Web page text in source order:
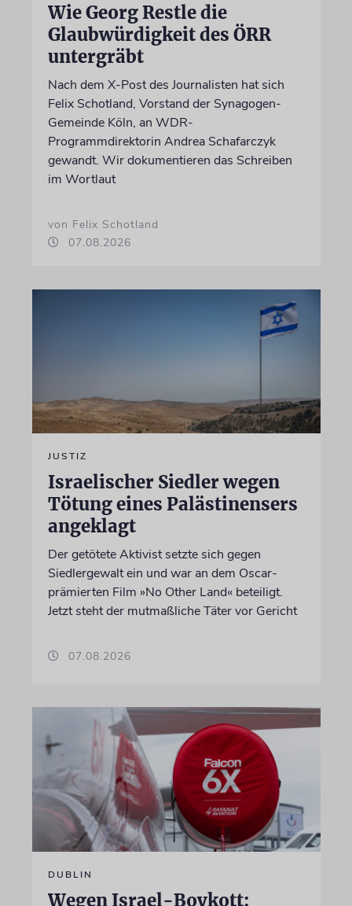
Wie Georg Restle die
Glaubwürdigkeit des ÖRR
untergräbt
Nach dem X-Post des Journalisten hat sich
Felix Schotland, Vorstand der Synagogen-
Gemeinde Köln, an WDR-
Programmdirektorin Andrea Schafarczyk
gewandt. Wir dokumentieren das Schreiben
im Wortlaut
von Felix Schotland
07.08.2026
JUSTIZ
Israelischer Siedler wegen
Tötung eines Palästinensers
angeklagt
Der getötete Aktivist setzte sich gegen
Siedlergewalt ein und war an dem Oscar-
prämierten Film »No Other Land« beteiligt.
Jetzt steht der mutmaßliche Täter vor Gericht
07.08.2026
DUBLIN
Wegen Israel-Boykott: